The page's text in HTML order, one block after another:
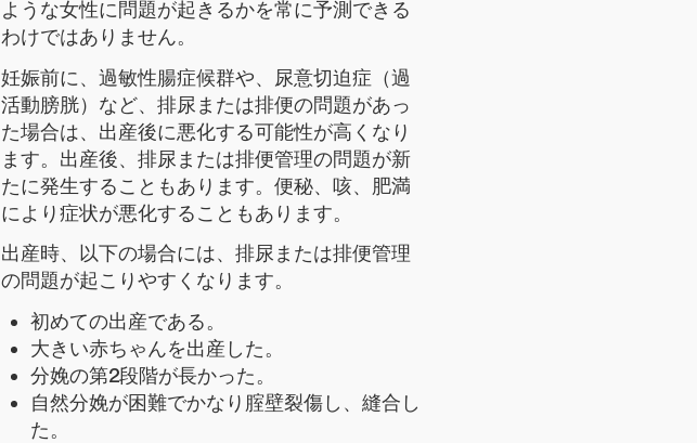
ような女性に問題が起きるかを常に予測できる
わけではありません。
妊娠前に、過敏性腸症候群や、尿意切迫症（過
活動膀胱）など、排尿または排便の問題があっ
た場合は、出産後に悪化する可能性が高くなり
ます。出産後、排尿または排便管理の問題が新
たに発生することもあります。便秘、咳、肥満
により症状が悪化することもあります。
出産時、以下の場合には、排尿または排便管理
の問題が起こりやすくなります。
初めての出産である。
大きい赤ちゃんを出産した。
分娩の第2段階が長かった。
自然分娩が困難でかなり腟壁裂傷し、縫合し
た。